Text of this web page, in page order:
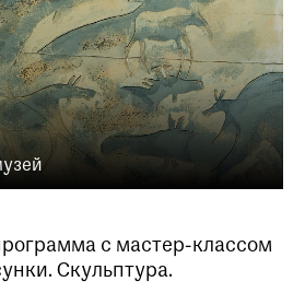
с мастер-классом
Скульптура.